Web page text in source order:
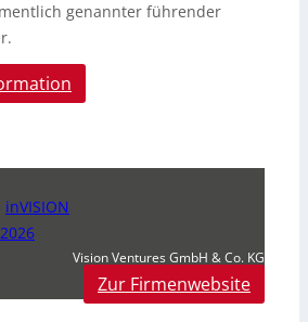
genannter führender
inVISION
Vision Ventures GmbH & Co. KG
Zur Firmenwebsite